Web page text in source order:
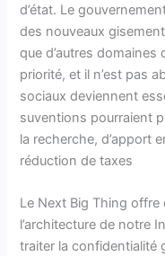
d’état. Le
des nouveaux
que d’autres domaines
priorité, et il n’est pas
sociaux deviennent
suventions pourraient
la recherche, d’apport
réduction de taxes
Le Next Big Thing
l’architecture de notre
traiter la confidentialité